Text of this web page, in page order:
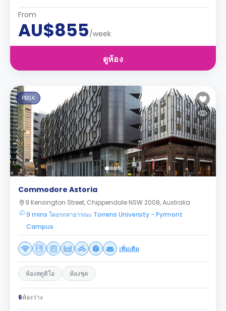
From
AU$855/week
ดูห้อง
PBSA
Commodore Astoria
9 Kensington Street, Chippendale NSW 2008, Australia
9 mins โดยรถสาธารณะ Torrens University - Pyrmont
Campus
เพิ่มเติม
ห้องสตูดิโอ ห้องชุด
6ห้องว่าง